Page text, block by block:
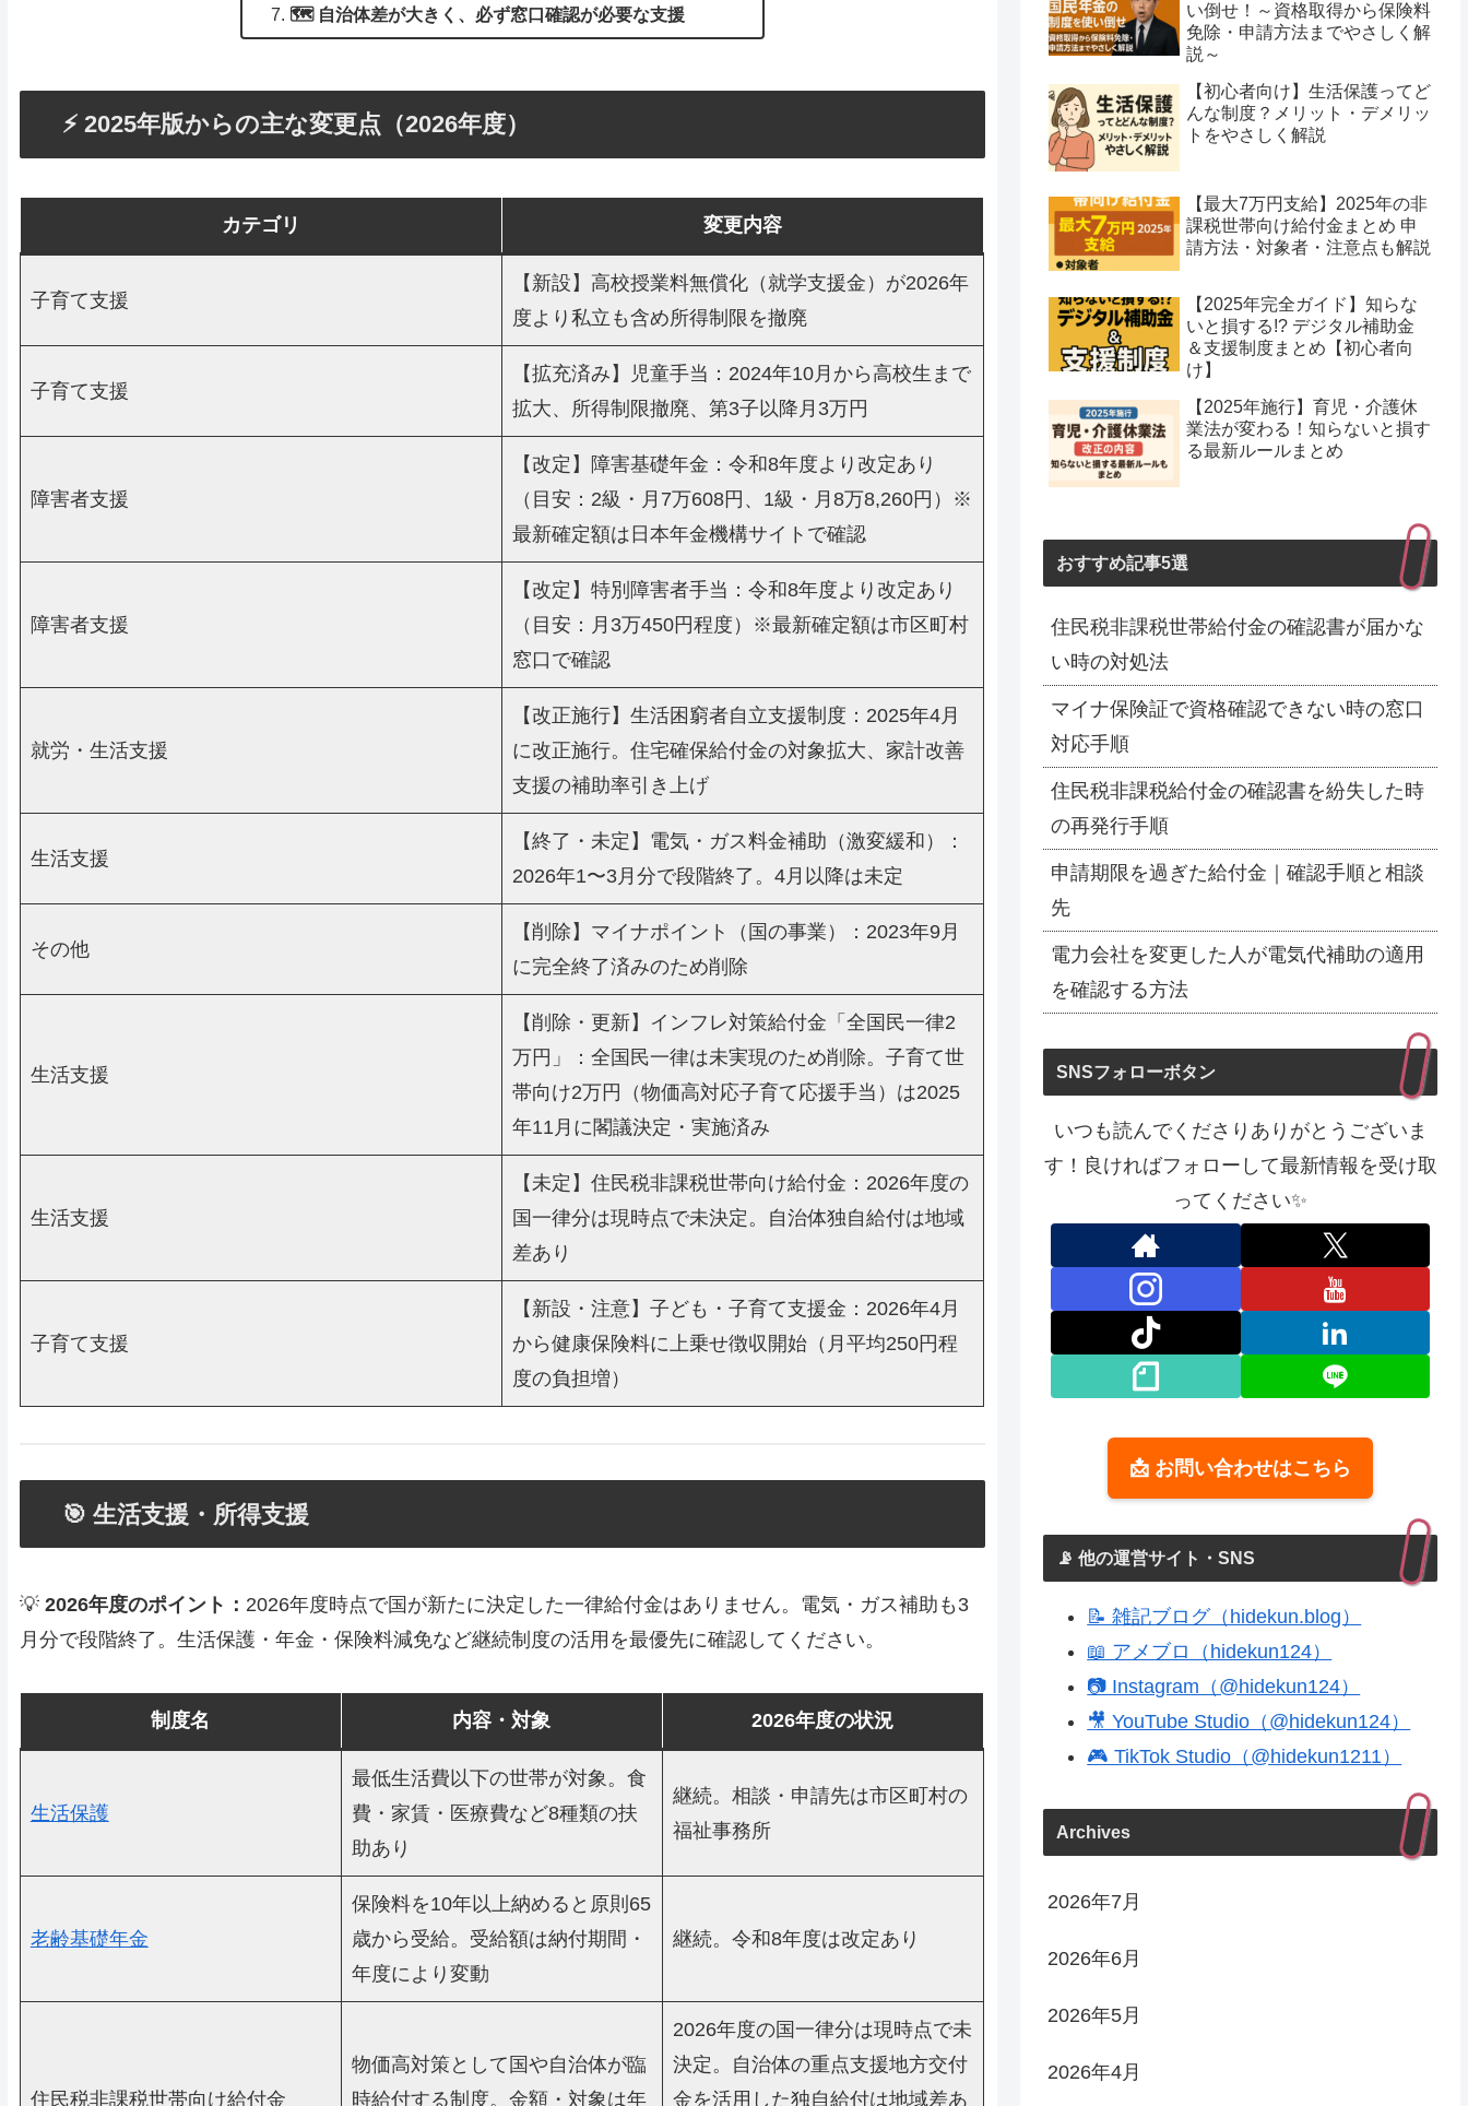
🗺️ 自治体差が大きく、必ず窓口確認が必要な支援
⚡ 2025年版からの主な変更点（2026年度）
カテゴリ 変更内容
子育て支援
【新設】高校授業料無償化（就学支援金）が2026年
度より私立も含め所得制限を撤廃
子育て支援
【拡充済み】児童手当：2024年10月から高校生まで
拡大、所得制限撤廃、第3子以降月3万円
障害者支援
【改定】障害基礎年金：令和8年度より改定あり
（目安：2級・月7万608円、1級・月8万8,260円）※
最新確定額は日本年金機構サイトで確認
障害者支援
【改定】特別障害者手当：令和8年度より改定あり
（目安：月3万450円程度）※最新確定額は市区町村
窓口で確認
就労・生活支援
【改正施行】生活困窮者自立支援制度：2025年4月
に改正施行。住宅確保給付金の対象拡大、家計改善
支援の補助率引き上げ
生活支援
【終了・未定】電気・ガス料金補助（激変緩和）：
2026年1〜3月分で段階終了。4月以降は未定
その他
【削除】マイナポイント（国の事業）：2023年9月
に完全終了済みのため削除
生活支援
【削除・更新】インフレ対策給付金「全国民一律2
万円」：全国民一律は未実現のため削除。子育て世
帯向け2万円（物価高対応子育て応援手当）は2025
年11月に閣議決定・実施済み
生活支援
【未定】住民税非課税世帯向け給付金：2026年度の
国一律分は現時点で未決定。自治体独自給付は地域
差あり
子育て支援
【新設・注意】子ども・子育て支援金：2026年4月
から健康保険料に上乗せ徴収開始（月平均250円程
度の負担増）
🎯 生活支援・所得支援
💡 2026年度のポイント： 2026年度時点で国が新たに決定した一律給付金はありません。電気・ガス補助も3
月分で段階終了。生活保護・年金・保険料減免など継続制度の活用を最優先に確認してください。
制度名 内容・対象 2026年度の状況
生活保護
最低生活費以下の世帯が対象。食
費・家賃・医療費など8種類の扶
助あり
継続。相談・申請先は市区町村の
福祉事務所
老齢基礎年金
保険料を10年以上納めると原則65
歳から受給。受給額は納付期間・
年度により変動
継続。令和8年度は改定あり
住民税非課税世帯向け給付金
物価高対策として国や自治体が臨
時給付する制度。金額・対象は年
2026年度の国一律分は現時点で未
決定。自治体の重点支援地方交付
金を活用した独自給付は地域差あ
い倒せ！～資格取得から保険料
免除・申請方法までやさしく解
説～
【初心者向け】生活保護ってど
んな制度？メリット・デメリッ
トをやさしく解説
【最大7万円支給】2025年の非
課税世帯向け給付金まとめ 申
請方法・対象者・注意点も解説
【2025年完全ガイド】知らな
いと損する!? デジタル補助金
＆支援制度まとめ【初心者向
け】
【2025年施行】育児・介護休
業法が変わる！知らないと損す
る最新ルールまとめ
おすすめ記事5選
住民税非課税世帯給付金の確認書が届かな
い時の対処法
マイナ保険証で資格確認できない時の窓口
対応手順
住民税非課税給付金の確認書を紛失した時
の再発行手順
申請期限を過ぎた給付金｜確認手順と相談
先
電力会社を変更した人が電気代補助の適用
を確認する方法
SNSフォローボタン
いつも読んでくださりありがとうございま
す！良ければフォローして最新情報を受け取
ってください✨
📩 お問い合わせはこちら
📡 他の運営サイト・SNS
📝 雑記ブログ（hidekun.blog）
📖 アメブロ（hidekun124）
📷 Instagram（@hidekun124）
🎥 YouTube Studio（@hidekun124）
🎮 TikTok Studio（@hidekun1211）
Archives
2026年7月
2026年6月
2026年5月
2026年4月